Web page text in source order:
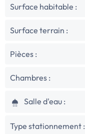
Surface habitable :
Surface terrain :
Pièces :
Chambres :
Salle d'eau :
Type stationnement :